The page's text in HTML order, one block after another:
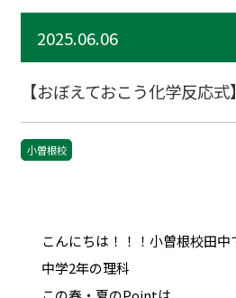
2025.06.06
【おぼえておこう化学反応
小曽根校
こんにちは！！！小曽根校田中
中学2年の理科